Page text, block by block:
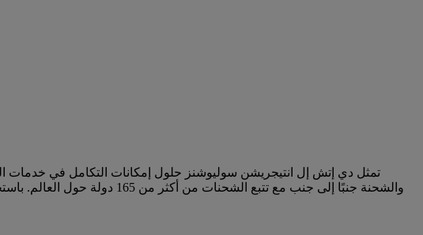
تمثل دي إتش إل انتيجريشن سوليوشنز حلول إمكانات التكامل في خدمات
والشحنة جنبًا إلى جنب مع